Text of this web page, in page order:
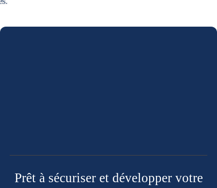
Prêt à sécuriser et développer votre